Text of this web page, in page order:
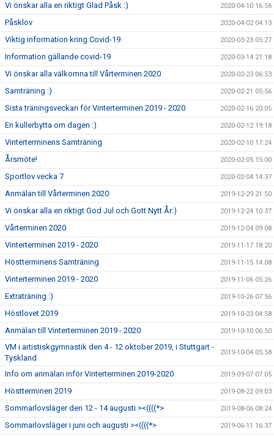
Vi önskar alla en riktigt Glad Påsk :) 2020-04-10 16:56
Påsklov 2020-04-02 04:13
Viktig information kring Covid-19 2020-03-23 05:27
Information gällande covid-19 2020-03-14 21:18
Vi önskar alla välkomna till Vårterminen 2020 2020-02-23 06:53
Samträning :) 2020-02-21 05:56
Sista träningsveckan för Vinterterminen 2019 - 2020 2020-02-16 20:05
En kullerbytta om dagen :) 2020-02-12 19:18
Vinterterminens Samträning 2020-02-10 17:24
Årsmöte! 2020-02-05 15:00
Sportlov vecka 7 2020-02-04 14:37
Anmälan till Vårterminen 2020 2019-12-29 21:50
Vi önskar alla en riktigt God Jul och Gott Nytt År:) 2019-12-24 10:37
Vårterminen 2020 2019-12-04 09:08
Vinterterminen 2019 - 2020 2019-11-17 18:20
Höstterminens Samträning 2019-11-15 14:08
Vinterterminen 2019 - 2020 2019-11-06 05:26
Extraträning :) 2019-10-26 07:56
Höstlovet 2019 2019-10-23 04:58
Anmälan till Vinterterminen 2019 - 2020 2019-10-10 06:50
VM i artistiskgymnastik den 4 - 12 oktober 2019, i Stuttgart -
Tyskland
2019-10-04 05:58
Info om anmälan inför Vinterterminen 2019-2020 2019-09-07 07:05
Höstterminen 2019 2019-08-22 09:03
Sommarlovsläger den 12 - 14 augusti ><((((*> 2019-08-06 08:24
Sommarlovsläger i juni och augusti ><((((*> 2019-06-11 16:37